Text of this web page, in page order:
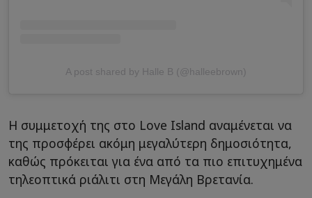
A post shared by Halle B (@halleebrown)
Η συμμετοχή της στο Love Island αναμένεται να
της προσφέρει ακόμη μεγαλύτερη δημοσιότητα,
καθώς πρόκειται για ένα από τα πιο επιτυχημένα
τηλεοπτικά ριάλιτι στη Μεγάλη Βρετανία.